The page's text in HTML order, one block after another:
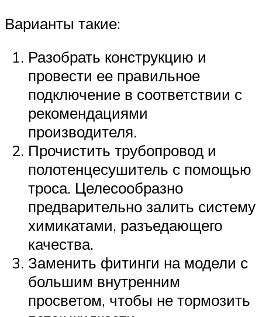
Варианты такие:
Разобрать конструкцию и
провести ее правильное
подключение в соответствии с
рекомендациями
производителя.
Прочистить трубопровод и
полотенцесушитель с помощью
троса. Целесообразно
предварительно залить систему
химикатами, разъедающего
качества.
Заменить фитинги на модели с
большим внутренним
просветом, чтобы не тормозить